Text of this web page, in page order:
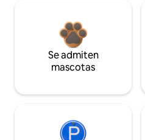
Se admiten
mascotas